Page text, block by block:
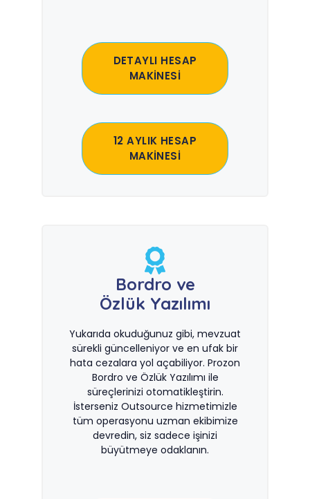
DETAYLI HESAP
MAKİNESİ
12 AYLIK HESAP
MAKİNESİ
Bordro ve
Özlük Yazılımı
Yukarıda okuduğunuz gibi, mevzuat
sürekli güncelleniyor ve en ufak bir
hata cezalara yol açabiliyor. Prozon
Bordro ve Özlük Yazılımı ile
süreçlerinizi otomatikleştirin.
İsterseniz Outsource hizmetimizle
tüm operasyonu uzman ekibimize
devredin, siz sadece işinizi
büyütmeye odaklanın.